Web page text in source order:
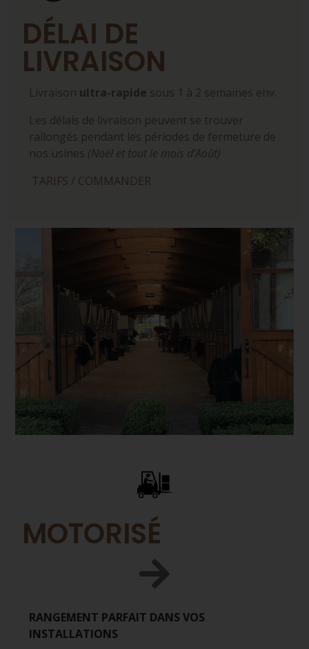
DÉLAI DE
LIVRAISON
Livraison ultra-rapide sous 1 à 2 semaines env.
Les délais de livraison peuvent se trouver
rallongés pendant les périodes de fermeture de
nos usines (Noël et tout le mois d’Août)
TARIFS / COMMANDER
MOTORISÉ
RANGEMENT PARFAIT DANS VOS
INSTALLATIONS